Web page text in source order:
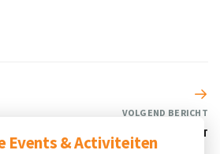
Events & Activiteiten
VOLGEND BERICHT
Ormer ICT